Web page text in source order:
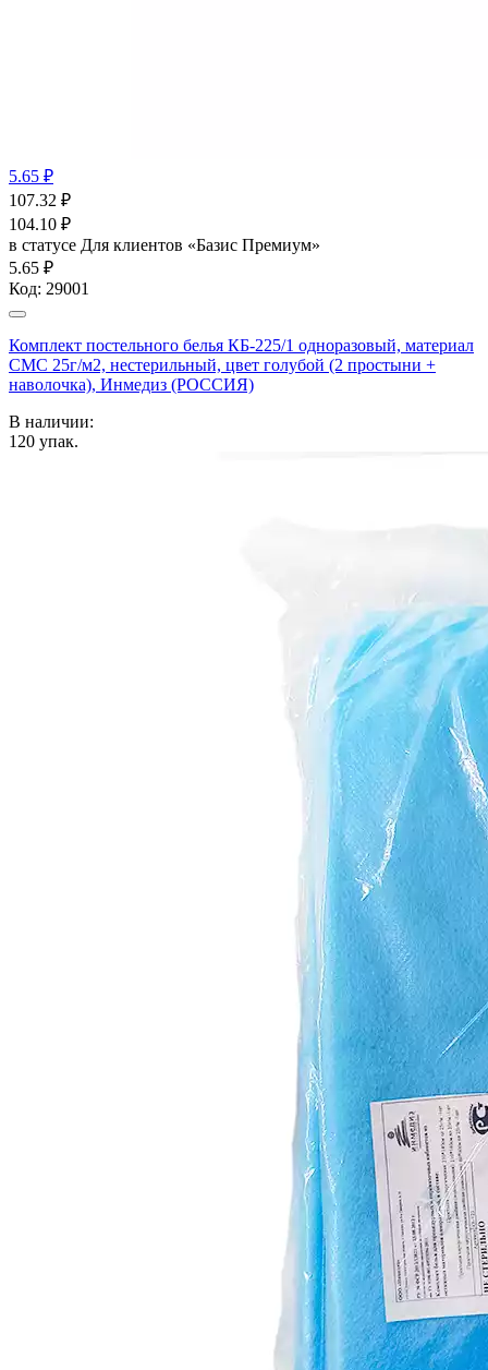
5.65 ₽
107.32 ₽
104.10 ₽
в статусе Для клиентов «Базис Премиум»
5.65 ₽
Код: 29001
Комплект постельного белья КБ-225/1 одноразовый, материал
СМС 25г/м2, нестерильный, цвет голубой (2 простыни +
наволочка), Инмедиз (РОССИЯ)
В наличии:
120 упак.